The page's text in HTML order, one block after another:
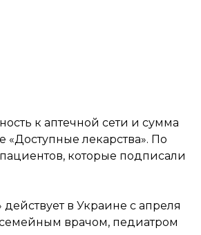
к аптечной сети и сумма
лекарства». По
которые подписали
в Украине с апреля
врачом, педиатром